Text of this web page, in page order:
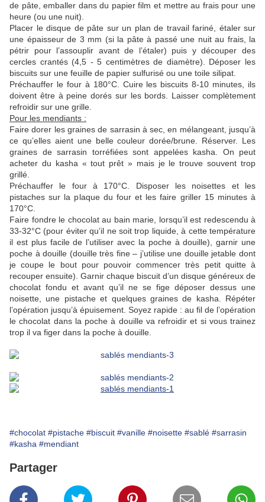
de pâte, emballer dans du papier film et mettre au frais pour une
heure (ou une nuit).
Placer le disque de pâte sur un plan de travail fariné, étaler sur
une épaisseur de 3 mm (si la pâte à passé une nuit au frais, la
pétrir pour l’assouplir avant de l’étaler) puis y découper des
cercles crantés (4,5 - 5 centimètres de diamètre). Déposer les
biscuits sur une feuille de papier sulfurisé ou une toile silipat.
Préchauffer le four à 180°C. Cuire les biscuits 8-10 minutes, ils
doivent être à peine dorés sur les bords. Laisser complètement
refroidir sur une grille.
Pour les mendiants :
Faire dorer les graines de sarrasin à sec, en mélangeant, jusqu’à
ce qu’elles aient une belle couleur dorée/brune. Réserver. Les
graines de sarrasin torréfiées sont appelées kasha. On peut
acheter du kasha « tout prêt » mais je le trouve souvent trop
grillé.
Préchauffer le four à 170°C. Disposer les noisettes et les
pistaches sur la plaque du four et les faire griller 15 minutes à
170°C.
Faire fondre le chocolat au bain marie, lorsqu’il est redescendu à
33-32°C (pour éviter qu’il ne soit trop liquide, à cette température
il est plus facile de l’utiliser avec la poche à douille), garnir une
poche à douille (douille très fine – j’utilise une douille jetable dont
je coupe le bout pour pouvoir commencer très petit quitte à
recouper ensuite). Garnir chaque biscuit d’un disque généreux de
chocolat fondu et avant qu’il ne se fige déposer dessus une
noisette, une pistache et quelques graines de kasha. Répéter
l’opération jusqu’à épuisement. Soyez rapide : au fil de l’opération
le chocolat dans la poche à douille va refroidir et si vous trainez
trop il va figer dans la poche à douille.
#chocolat #pistache #biscuit #vanille #noisette #sablé #sarrasin
#kasha #mendiant
Partager